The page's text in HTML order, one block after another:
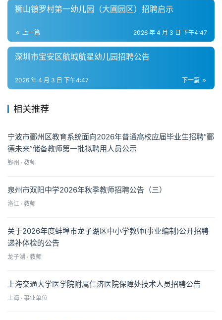
狮山镇罗村第一幼儿园（大圃园区）招聘启示
上一篇 2026 年 4 月 3 日 下午4:47
深圳市宝安区航城航星幼儿园招聘公告
下一篇
2026 年 4 月 3 日 下午4:47
相关推荐
宁波市鄞州区教育系统面向2026年普通高校应届毕业生招聘“鄞
德未来”储备教师第一批拟聘用人员公示
鄞州 · 教师
泉州市双阳中学2026年秋季教师招聘公告（三）
洛江 · 教师
关于2026年度蚌埠市龙子湖区中小学教师(事业编制)公开招聘
递补体检的公告
龙子湖 · 教师
上海交通大学医学院附属仁济医院保障处技术人员招聘公告
上海 · 事业单位